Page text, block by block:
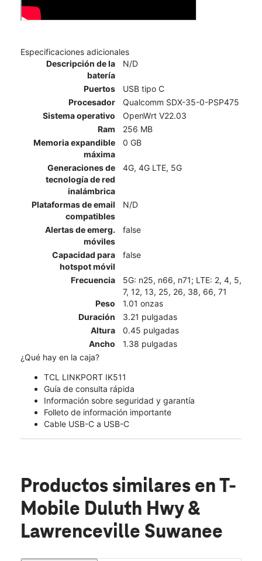
Especificaciones adicionales
Descripción de la
batería
N/D
Puertos
USB tipo C
Procesador
Qualcomm SDX-35-0-PSP475
Sistema operativo
OpenWrt V22.03
Ram
256 MB
Memoria expandible
máxima
0 GB
Generaciones de
tecnología de red
inalámbrica
4G, 4G LTE, 5G
Plataformas de email
compatibles
N/D
Alertas de emerg.
móviles
false
Capacidad para
hotspot móvil
false
Frecuencia
5G: n25, n66, n71; LTE: 2, 4, 5,
7, 12, 13, 25, 26, 38, 66, 71
Peso
1.01 onzas
Duración
3.21 pulgadas
Altura
0.45 pulgadas
Ancho
1.38 pulgadas
¿Qué hay en la caja?
TCL LINKPORT IK511
Guía de consulta rápida
Información sobre seguridad y garantía
Folleto de información importante
Cable USB-C a USB-C
Productos similares en T-
Mobile Duluth Hwy &
Lawrenceville Suwanee